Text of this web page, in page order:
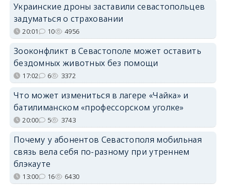
Украинские дроны заставили севастопольцев
задуматься о страховании
20:01 10 4956
Зооконфликт в Севастополе может оставить
бездомных животных без помощи
17:02 6 3372
Что может измениться в лагере «Чайка» и
батилиманском «профессорском уголке»
20:00 5 3743
Почему у абонентов Севастополя мобильная
связь вела себя по-разному при утреннем
блэкауте
13:00 16 6430